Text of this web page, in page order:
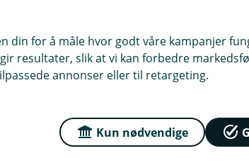
være en økonomisk fordel.
Tenk over hvordan du vil leve etter at
forsikring, vedlikehold, strøm og
boligen, eller ønsker du å ha rom for
din for å måle hvor godt våre kampanjer
resultater, slik at vi kan forbedre
annonser eller til retargeting.
Kun nødvendige